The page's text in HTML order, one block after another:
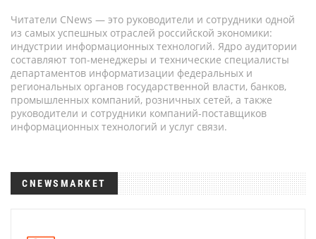
Читатели CNews — это руководители и сотрудники одной
из самых успешных отраслей российской экономики:
индустрии информационных технологий. Ядро аудитории
составляют топ-менеджеры и технические специалисты
департаментов информатизации федеральных и
региональных органов государственной власти, банков,
промышленных компаний, розничных сетей, а также
руководители и сотрудники компаний-поставщиков
информационных технологий и услуг связи.
CNEWSMARKET